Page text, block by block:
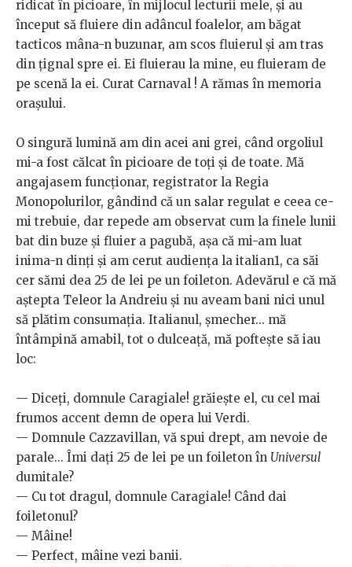
ridicat în picioare, în mijlocul lecturii mele, și au
început să fluiere din adâncul foalelor, am băgat
tacticos mâna-n buzunar, am scos fluierul și am tras
din țignal spre ei. Ei fluierau la mine, eu fluieram de
pe scenă la ei. Curat Carnaval ! A rămas în memoria
orașului.
O singură lumină am din acei ani grei, când orgoliul
mi-a fost călcat în picioare de toți și de toate. Mă
angajasem funcționar, registrator la Regia
Monopolurilor, gândind că un salar regulat e ceea ce-
mi trebuie, dar repede am observat cum la finele lunii
bat din buze și fluier a pagubă, așa că mi-am luat
inima-n dinți și am cerut audiența la italian1, ca săi
cer sămi dea 25 de lei pe un foileton. Adevărul e că mă
aștepta Teleor la Andreiu și nu aveam bani nici unul
să plătim consumația. Italianul, șmecher... mă
întâmpină amabil, tot o dulceață, mă poftește să iau
loc:
— Diceți, domnule Caragiale! grăiește el, cu cel mai
frumos accent demn de opera lui Verdi.
— Domnule Cazzavillan, vă spui drept, am nevoie de
parale... Îmi dați 25 de lei pe un foileton în Universul
dumitale?
— Cu tot dragul, domnule Caragiale! Când dai
foiletonul?
— Mâine!
— Perfect, mâine vezi banii.